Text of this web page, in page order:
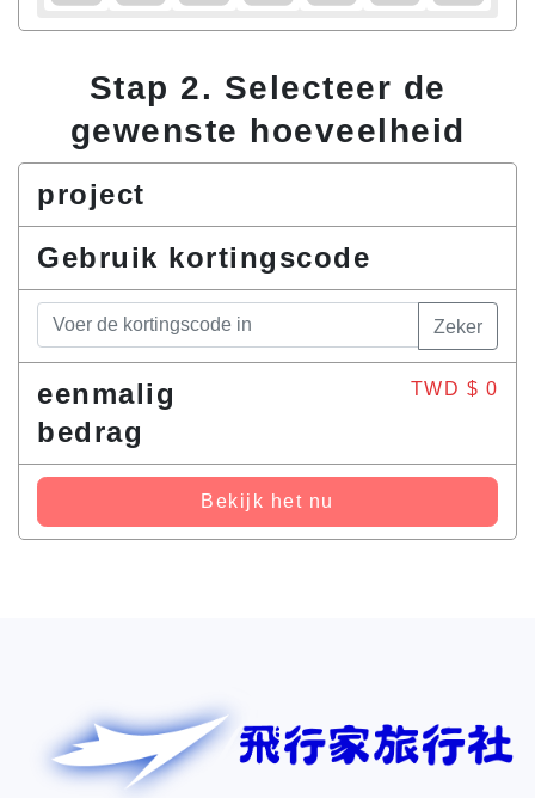
Stap 2. Selecteer de
gewenste hoeveelheid
project
Gebruik kortingscode
Zeker
eenmalig
bedrag
TWD $ 0
Bekijk het nu